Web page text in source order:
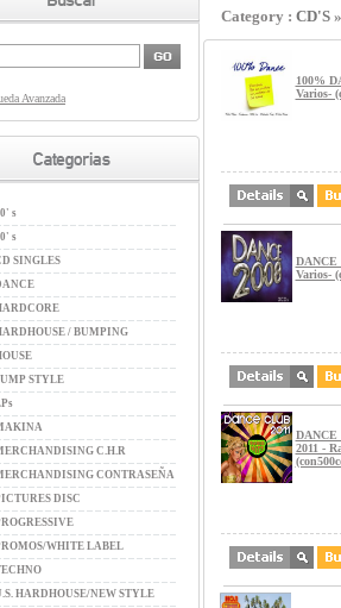
Avanzada
s
s
SINGLES
/ BUMPING
STYLE
C.H.R
CONTRASEÑA
DISC
WHITE LABEL
HARDHOUSE/NEW STYLE
Category : CD'S
100%
Varios-
DANCE
Varios-
DANCE
2011 -